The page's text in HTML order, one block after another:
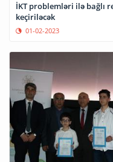
İKT problemləri ilə bağlı
keçiriləcək
01-02-2023